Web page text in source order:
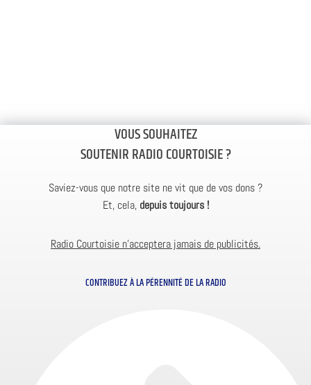
VOUS SOUHAITEZ
SOUTENIR RADIO COURTOISIE ?
Saviez-vous que notre site ne vit que de vos dons ?
Et, cela, depuis toujours !
Radio Courtoisie n’acceptera jamais de publicités.
CONTRIBUEZ À LA PÉRENNITÉ DE LA RADIO